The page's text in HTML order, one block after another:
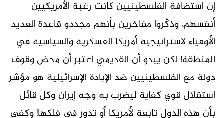
إن استضافة الفلسطينيين كانت رغبة الأمريكيين
أنفسهم، وذكَّروا مفاخرين بأنهم مجددو قاعدة العديد
الأوفياء لاستراتيجية أمريكا العسكرية والسياسية في
المنطقة! لكن يبدو أن القديمي اعتبر أن محض وقوف
دولة مع الفلسطينيين ضد الإبادة الإسرائيلية هو مؤشر
استقلال قوي كفاية ليضرب به وجه إيران وكل قائل
بأن هذه الدول تابعة لأمريكا أو تدور في فلكها! وكفى